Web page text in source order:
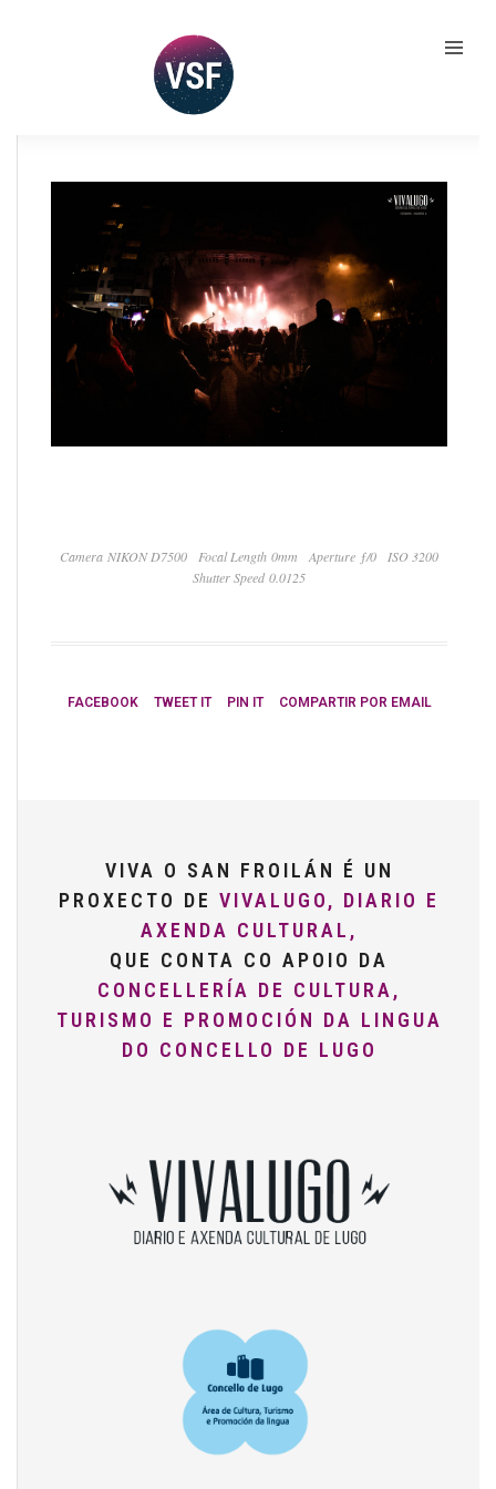
Camera NIKON D7500 Focal Length 0mm Aperture ƒ/0
ISO 3200
Shutter Speed 0.0125
FACEBOOK TWEET IT PIN IT COMPARTIR POR EMAIL
VIVA O SAN FROILÁN É UN
PROXECTO DE VIVALUGO, DIARIO E
AXENDA CULTURAL,
QUE CONTA CO APOIO DA
CONCELLERÍA DE CULTURA,
TURISMO E PROMOCIÓN DA LINGUA
DO CONCELLO DE LUGO